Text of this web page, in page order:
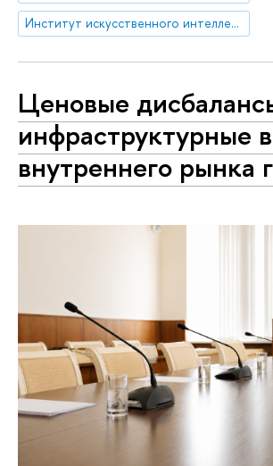
Институт искусственного интеллекта и цифровых наук
Ценовые
инфраструктурные
внутреннего рынка